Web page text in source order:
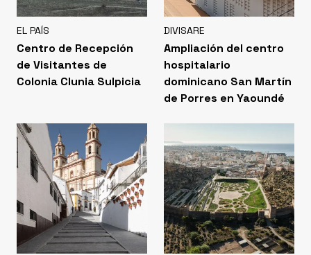
EL PAÍS
Centro de Recepción
de Visitantes de
Colonia Clunia Sulpicia
DIVISARE
Ampliación del centro
hospitalario
dominicano San Martín
de Porres en Yaoundé